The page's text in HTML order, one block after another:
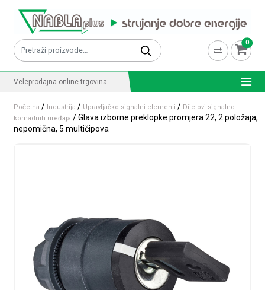
Pretraži: 0
Veleprodajna online trgovina
Početna / Industrija / Upravljačko-signalni elementi / Dijelovi signalno-
komadnih uređaja / Glava izborne preklopke promjera 22, 2 položaja,
nepomična, 5 multičipova